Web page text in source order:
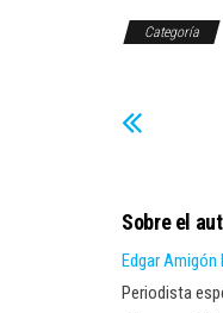
Categoría
Sobre el
Edgar Amigón
Periodista